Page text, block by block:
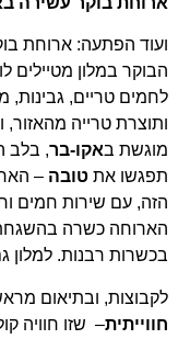
הבוקר במלון מטיילים
לחמים טריים, גבינות,
ותוצרת טרייה מהאזור,
מוגשת באקו-בר, בלב
תפגשו אתטובה–
הזה, עם שירות חמים
הארוחה כשרה בהשגחת
בכשרות רבנות. למלון גם
לקבוצות, ובתיאום מראש,
חווייתית– שזו חוויה